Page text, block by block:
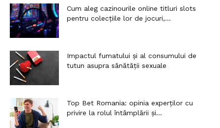
Cum aleg cazinourile online titluri slots
pentru colecțiile lor de jocuri,...
Impactul fumatului și al consumului de
tutun asupra sănătății sexuale
Top Bet Romania: opinia experților cu
privire la rolul întâmplării și...